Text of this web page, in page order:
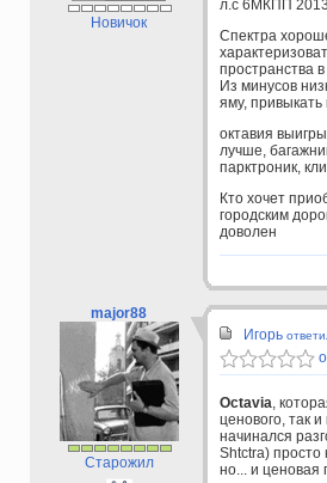
Новичок
л.с 6МКПП
Спектра
пространства
Из минусов
яму, привыкать
октавия
лучше,
парктроник,
Кто хочет
городским
доволен
major88
Старожил
Игорь
Octavia,
ценового, так и
начинался
Shtctra) просто
но... и ценовая